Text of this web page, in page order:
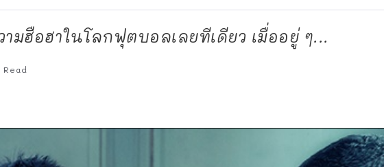
มฮือฮาในโลกฟุตบอลเลยทีเดียว เมื่ออยู่ ๆ...
Read